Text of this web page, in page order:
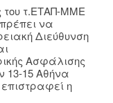
του τ.ΕΤΑΠ-ΜΜΕ
να
Διεύθυνση
Ασφάλισης
15 Αθήνα
η